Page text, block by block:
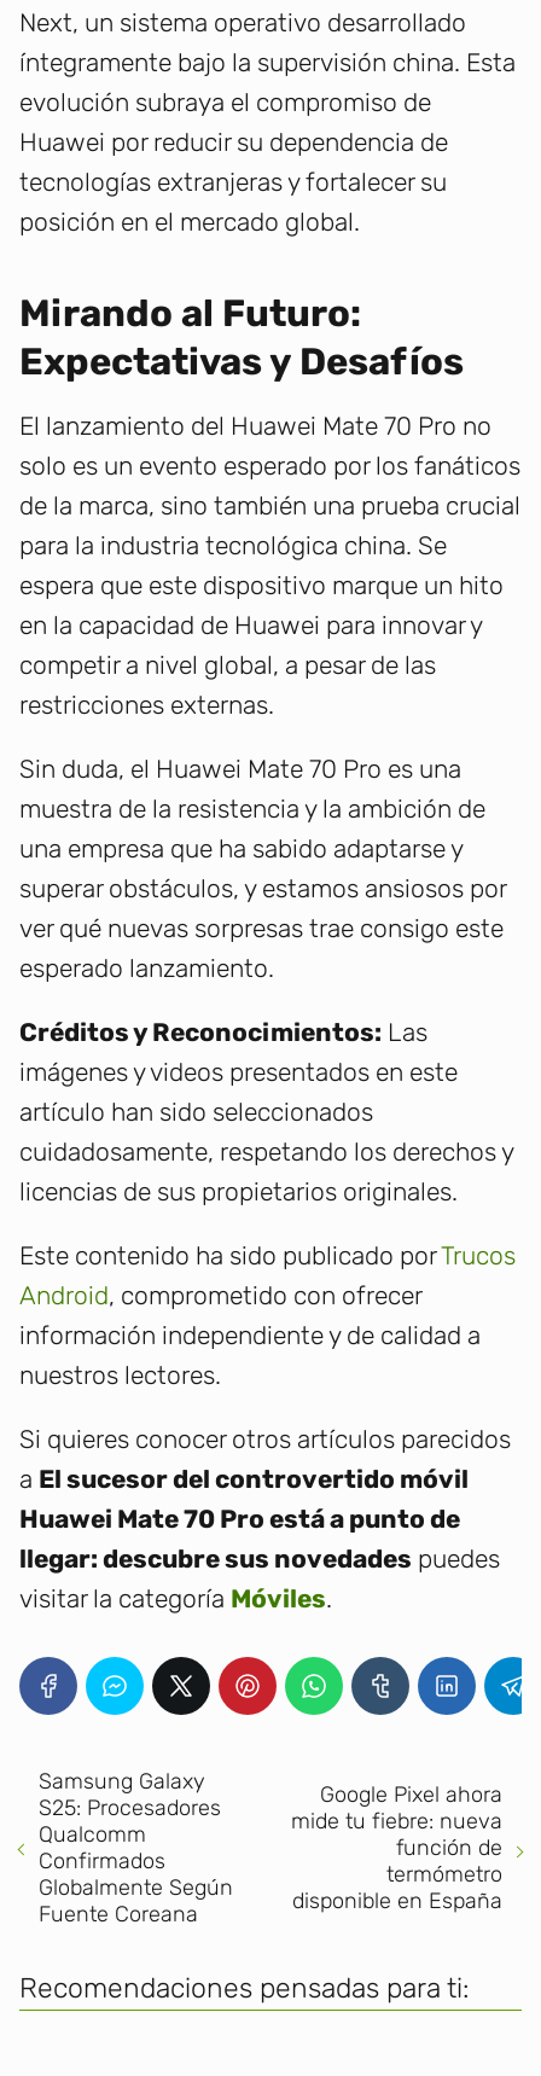
Next, un sistema operativo desarrollado
íntegramente bajo la supervisión china. Esta
evolución subraya el compromiso de
Huawei por reducir su dependencia de
tecnologías extranjeras y fortalecer su
posición en el mercado global.
Mirando al Futuro:
Expectativas y Desafíos
El lanzamiento del Huawei Mate 70 Pro no
solo es un evento esperado por los fanáticos
de la marca, sino también una prueba crucial
para la industria tecnológica china. Se
espera que este dispositivo marque un hito
en la capacidad de Huawei para innovar y
competir a nivel global, a pesar de las
restricciones externas.
Sin duda, el Huawei Mate 70 Pro es una
muestra de la resistencia y la ambición de
una empresa que ha sabido adaptarse y
superar obstáculos, y estamos ansiosos por
ver qué nuevas sorpresas trae consigo este
esperado lanzamiento.
Créditos y Reconocimientos: Las
imágenes y videos presentados en este
artículo han sido seleccionados
cuidadosamente, respetando los derechos y
licencias de sus propietarios originales.
Este contenido ha sido publicado porTrucos
Android, comprometido con ofrecer
información independiente y de calidad a
nuestros lectores.
Si quieres conocer otros artículos parecidos
a El sucesor del controvertido móvil
Huawei Mate 70 Pro está a punto de
llegar: descubre sus novedades puedes
visitar la categoría Móviles.
Samsung Galaxy
S25: Procesadores
Qualcomm
Confirmados
Globalmente Según
Fuente Coreana
Google Pixel ahora
mide tu fiebre: nueva
función de
termómetro
disponible en España
Recomendaciones pensadas para ti: